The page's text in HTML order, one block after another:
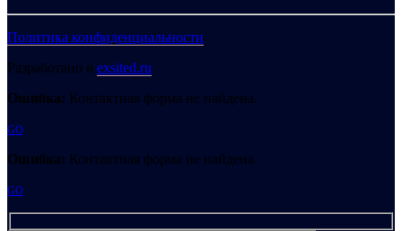
Политика конфиденциальности
Разработано в exsited.ru
Ошибка: Контактная форма не найдена.
GO
Ошибка: Контактная форма не найдена.
GO